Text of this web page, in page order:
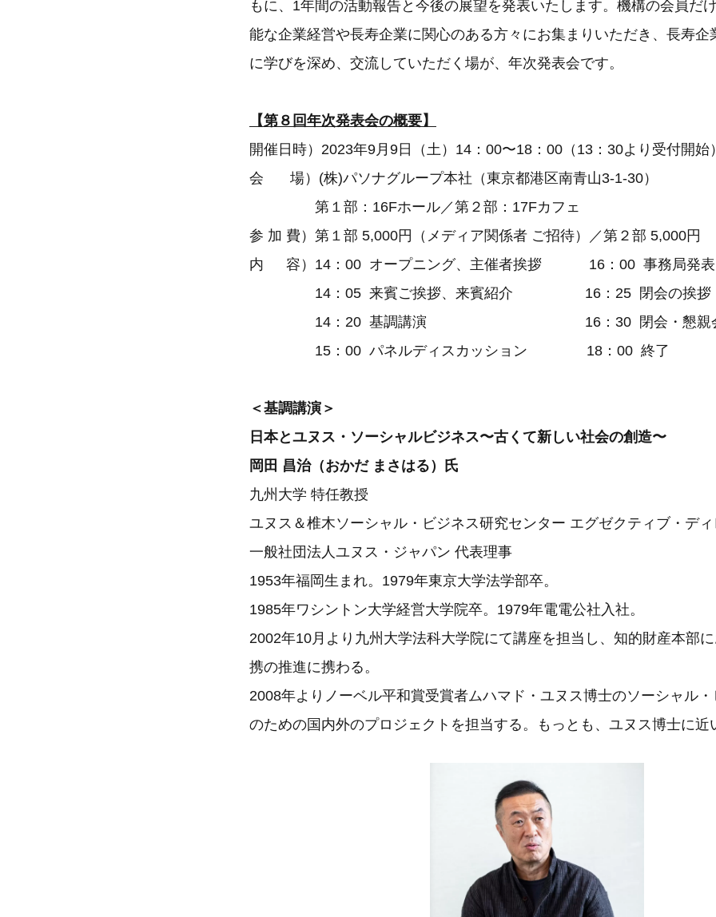
もに、1年間の活動報告と今後の展望を発表いたします。機構の会員だ
能な企業経営や長寿企業に関心のある方々にお集まりいただき、長寿企
に学びを深め、交流していただく場が、年次発表会です。
【第８回年次発表会の概要】
開催日時）2023年9月9日（土）14：00〜18：00（13：30より受付開始）
会 場）(株)パソナグループ本社（東京都港区南青山3-1-30）
第１部：16Fホール／第２部：17Fカフェ
参 加 費）第１部 5,000円（メディア関係者 ご招待）／第２部 5,000円
内 容）14：00 オープニング、主催者挨拶 16：00 事務局発表
14：05 来賓ご挨拶、来賓紹介 16：25 閉会の挨拶
14：20 基調講演 16：30 閉会・懇親
15：00 パネルディスカッション 18：00 終了
＜基調講演＞
日本とユヌス・ソーシャルビジネス〜古くて新しい社会の創造〜
岡田 昌治（おかだ まさはる）氏
九州大学 特任教授
ユヌス＆椎木ソーシャル・ビジネス研究センター エグゼクティブ・デ
一般社団法人ユヌス・ジャパン 代表理事
1953年福岡生まれ。1979年東京大学法学部卒。
1985年ワシントン大学経営大学院卒。1979年電電公社入社。
2002年10月より九州大学法科大学院にて講座を担当し、知的財産本部
携の推進に携わる。
2008年よりノーベル平和賞受賞者ムハマド・ユヌス博士のソーシャル
のための国内外のプロジェクトを担当する。もっとも、ユヌス博士に近